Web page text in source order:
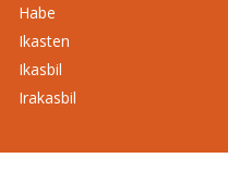
Habe
Ikasten
Ikasbil
Irakasbil